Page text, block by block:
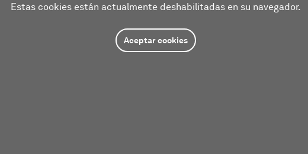
Estas cookies están actualmente deshabilitadas en su navegador.
Aceptar cookies